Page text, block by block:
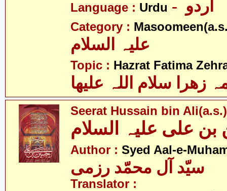
Language : Urdu
Category :
Topic : Hazrat Fatima
زھرا سلام اللہ علیھا
Seerat Hussain bin Ali(a.s.)
علی علیہ السلام
Author : Syed Aal-e-
سیّد آل محمّد رزمی
Translator :